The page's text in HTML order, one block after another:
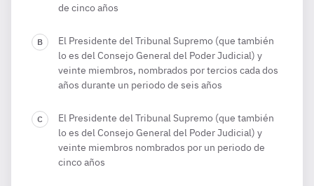
de cinco años
El Presidente del Tribunal Supremo (que también
lo es del Consejo General del Poder Judicial) y
veinte miembros, nombrados por tercios cada dos
años durante un periodo de seis años
El Presidente del Tribunal Supremo (que también
lo es del Consejo General del Poder Judicial) y
veinte miembros nombrados por un periodo de
cinco años